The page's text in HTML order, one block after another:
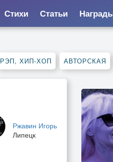
Стихи Статьи
РЭП, ХИП-ХОП АВТОРСКАЯ
Ржавин Игорь
Липецк